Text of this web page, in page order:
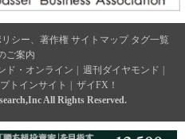
シー、著作権 サイトマップ タグ一覧
ご案内
ド・オンライン 週刊ダイヤモンド
トインサイト
ザイFX！
All Rights Reserved.